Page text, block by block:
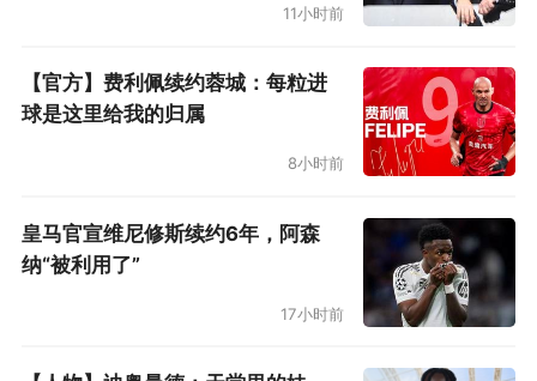
11小时前
【官方】费利佩续约蓉城：每粒进
球是这里给我的归属
8小时前
皇马官宣维尼修斯续约6年，阿森
纳“被利用了”
17小时前